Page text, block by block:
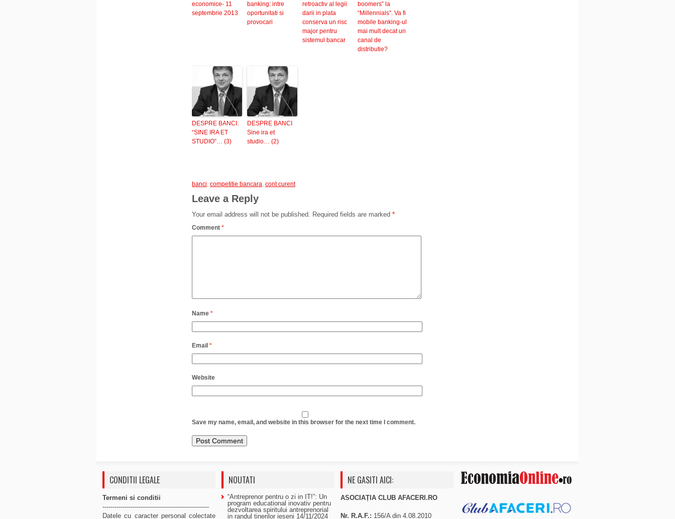
economice- 11
septembrie 2013
banking: intre
oportunitati si
provocari
retroactiv al legii
darii in plata
conserva un risc
major pentru
sistemul bancar
boomers” la
“Millennials”. Va fi
mobile banking-ul
mai mult decat un
canal de
distributie?
DESPRE BANCI:
“SINE IRA ET
STUDIO”… (3)
DESPRE BANCI
Sine ira et
studio… (2)
banci, competitie bancara, cont curent
Leave a Reply
Your email address will not be published. Required fields are marked *
Comment *
Name *
Email *
Website
Save my name, email, and website in this browser for the next time I comment.
CONDITII LEGALE
Termeni si conditii
-----------------------------------------------------
Datele cu caracter personal colectate
NOUTATI
“Antreprenor pentru o zi in IT!”: Un
program educational inovativ pentru
dezvoltarea spiritului antreprenorial
in randul tinerilor ieseni 14/11/2024
NE GASITI AICI:
ASOCIAȚIA CLUB AFACERI.RO
Nr. R.A.F.: 156/A din 4.08.2010